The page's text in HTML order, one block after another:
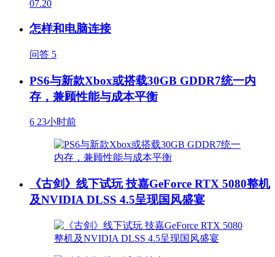
07.20
怎样和电脑连接
问答 5
PS6与新款Xbox或搭载30GB GDDR7统一内
存，兼顾性能与成本平衡
6 23小时前
《古剑》线下试玩 技嘉GeForce RTX 5080整机
及NVIDIA DLSS 4.5呈现国风盛宴